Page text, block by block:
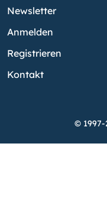
Newsletter
Anmelden
Registrieren
Kontakt
© 1997-